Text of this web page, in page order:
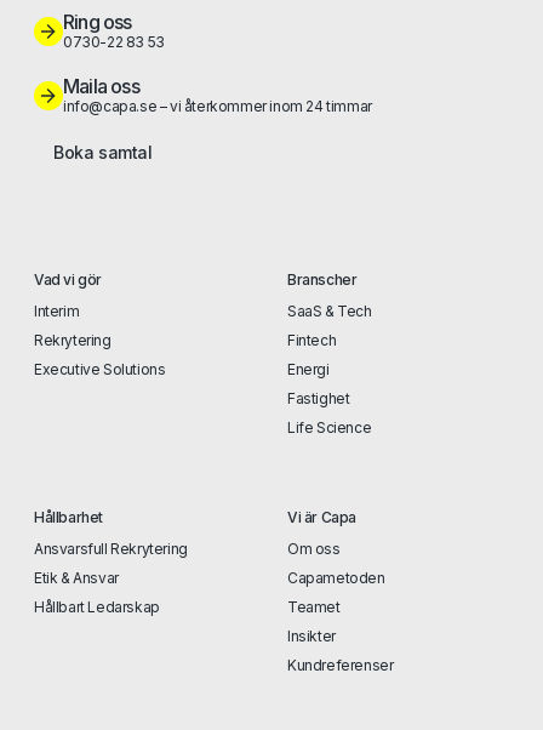
Ring oss
0730-22 83 53
Maila oss
info@capa.se – vi återkommer inom 24 timmar
Boka samtal
Vad vi gör
Interim
Rekrytering
Executive Solutions
Branscher
SaaS & Tech
Fintech
Energi
Fastighet
Life Science
Hållbarhet
Ansvarsfull Rekrytering
Etik & Ansvar
Hållbart Ledarskap
Vi är Capa
Om oss
Capametoden
Teamet
Insikter
Kundreferenser